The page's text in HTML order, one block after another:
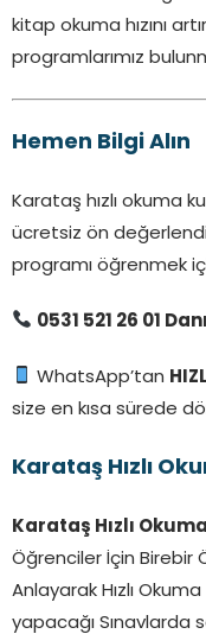
kitap okuma hızını
programlarımız
Hemen Bilgi Alın
Karataş hızlı okuma
ücretsiz ön
programı öğrenmek
0531 521 26 01
WhatsApp’tan
size en kısa sürede
Karataş Hızlı
Karataş Hızlı
Öğrenciler İçin Birebir
Anlayarak Hızlı
yapacağı Sınavlarda